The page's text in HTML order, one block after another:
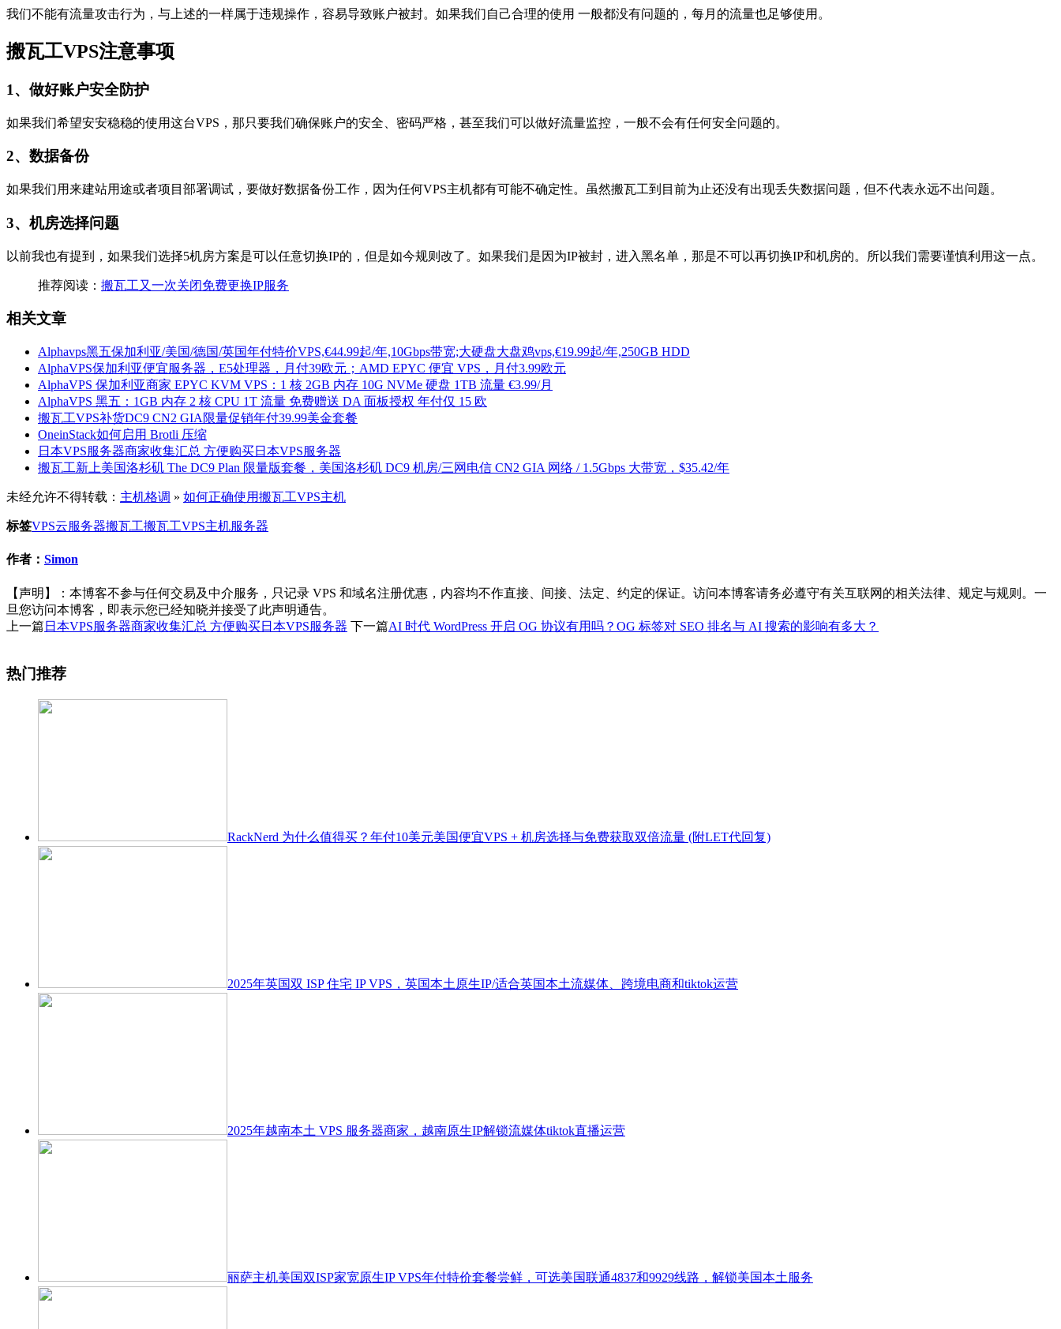
我们不能有流量攻击行为，与上述的一样属于违规操作，容易导致账户被封。如果我们自己合理的使用 一般都没有问题的，每月的流量也足够使用。
搬瓦工VPS注意事项
1、做好账户安全防护
如果我们希望安安稳稳的使用这台VPS，那只要我们确保账户的安全、密码严格，甚至我们可以做好流量监控，一般不会有任何安全问题的。
2、数据备份
如果我们用来建站用途或者项目部署调试，要做好数据备份工作，因为任何VPS主机都有可能不确定性。虽然搬瓦工到目前为止还没有出现丢失数据问题，但不代表永远不出问题。
3、机房选择问题
以前我也有提到，如果我们选择5机房方案是可以任意切换IP的，但是如今规则改了。如果我们是因为IP被封，进入黑名单，那是不可以再切换IP和机房的。所以我们需要谨慎利用这一点。
推荐阅读： 搬瓦工又一次关闭免费更换IP服务
相关文章
Alphavps黑五保加利亚/美国/德国/英国年付特价VPS,€44.99起/年,10Gbps带宽;大硬盘大盘鸡vps,€19.99起/年,250GB HDD
AlphaVPS保加利亚便宜服务器，E5处理器，月付39欧元；AMD EPYC 便宜 VPS，月付3.99欧元
AlphaVPS 保加利亚商家 EPYC KVM VPS：1 核 2GB 内存 10G NVMe 硬盘 1TB 流量 €3.99/月
AlphaVPS 黑五：1GB 内存 2 核 CPU 1T 流量 免费赠送 DA 面板授权 年付仅 15 欧
搬瓦工VPS补货DC9 CN2 GIA限量促销年付39.99美金套餐
OneinStack如何启用 Brotli 压缩
日本VPS服务器商家收集汇总 方便购买日本VPS服务器
搬瓦工新上美国洛杉矶 The DC9 Plan 限量版套餐，美国洛杉矶 DC9 机房/三网电信 CN2 GIA 网络 / 1.5Gbps 大带宽，$35.42/年
未经允许不得转载： 主机格调 » 如何正确使用搬瓦工VPS主机
标签VPS云服务器搬瓦工搬瓦工VPS主机服务器
作者： Simon
【声明】：本博客不参与任何交易及中介服务，只记录 VPS 和域名注册优惠，内容均不作直接、间接、法定、约定的保证。访问本博客请务必遵守有关互联网的相关法律、规定与规则。一
旦您访问本博客，即表示您已经知晓并接受了此声明通告。
上一篇 日本VPS服务器商家收集汇总 方便购买日本VPS服务器 下一篇AI 时代 WordPress 开启 OG 协议有用吗？OG 标签对 SEO 排名与 AI 搜索的影响有多大？
热门推荐
RackNerd 为什么值得买？年付10美元美国便宜VPS + 机房选择与免费获取双倍流量 (附LET代回复)
2025年英国双 ISP 住宅 IP VPS，英国本土原生IP/适合英国本土流媒体、跨境电商和tiktok运营
2025年越南本土 VPS 服务器商家，越南原生IP解锁流媒体tiktok直播运营
丽萨主机美国双ISP家宽原生IP VPS年付特价套餐尝鲜，可选美国联通4837和9929线路，解锁美国本土服务